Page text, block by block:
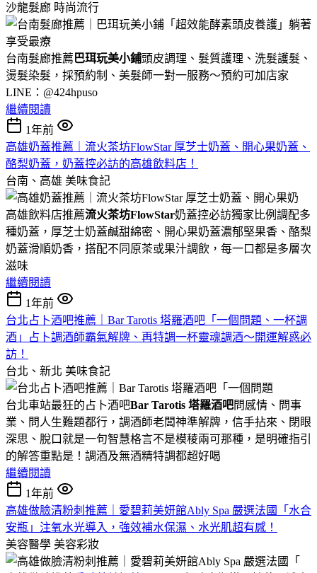
沙龍髮廊 時尚流行
台南髮廊推薦 巴珥玩美小鋪頭皮調理、髮質護理、洗髮護髮、
燙髮染髮，採預約制、美髮師一對一服務～預約可加店家
LINE：@424hpuso
繼續閱讀
1年前
高雄奶蓋推薦｜流火茶坊FlowStar 厚芝士奶蓋、開心果奶蓋、
酪梨奶蓋，奶蓋控必訪的高雄飲料店！
台南、高雄 美味食記
高雄飲料店推薦流火茶坊FlowStar奶蓋控必訪獨家比例調配多
種奶蓋，厚芝士奶蓋鹹甜綿密、開心果奶蓋濃郁堅果香、酪梨
奶蓋滑順奶香，搭配不同原茶或果汁調飲，每一口都是多層次
滋味
繼續閱讀
1年前
台北占卜酒吧推薦｜Bar Tarotis 塔羅酒吧「一個問題、一杯調
酒」占卜調酒師霸氣解牌、再特調一杯靈魂調酒～開運解惑必
訪！
台北、新北 美味食記
台北車站最狂的占卜酒吧Bar Tarotis 塔羅酒吧問感情、問事
業、問人生難題都行，調酒師老闆神準解牌，信手拈來、閉眼
深思、脫口就是一句智慧格言不是模稜兩可那種，是明確指引
的解答重點是！調酒及無酒精特調都超好喝
繼續閱讀
1年前
高雄做臉清粉刺推薦｜愛碧莉美妍館Ably Spa 嚴選法國「水合
安瓶」注氧水光導入，強效補水保濕、水光肌超有感！
美容醫學 美容彩妝